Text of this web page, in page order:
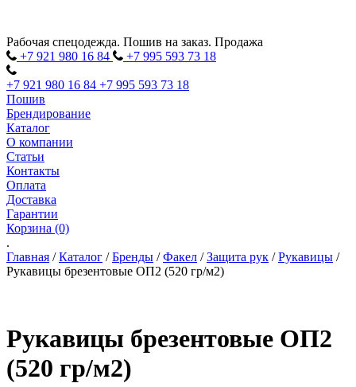
Рабочая спецодежда. Пошив на заказ. Продажа
+7 921 980 16 84 +7 995 593 73 18
+7 921 980 16 84 +7 995 593 73 18
Пошив
Брендирование
Каталог
О компании
Статьи
Контакты
Оплата
Доставка
Гарантии
Корзина (0)
.
Главная /Каталог /Бренды /Факел /Защита рук /Рукавицы /
Рукавицы брезентовые ОП2 (520 гр/м2)
Рукавицы брезентовые ОП2
(520 гр/м2)